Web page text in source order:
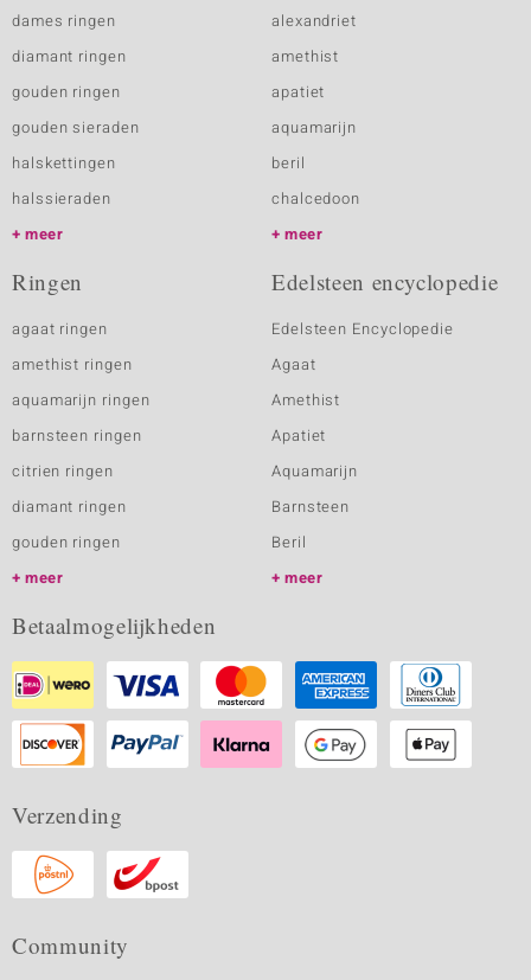
dames ringen
diamant ringen
gouden ringen
gouden sieraden
halskettingen
halssieraden
meer
alexandriet
amethist
apatiet
aquamarijn
beril
chalcedoon
meer
Ringen
agaat ringen
amethist ringen
aquamarijn ringen
barnsteen ringen
citrien ringen
diamant ringen
gouden ringen
meer
Edelsteen encyclopedie
Edelsteen Encyclopedie
Agaat
Amethist
Apatiet
Aquamarijn
Barnsteen
Beril
meer
Betaalmogelijkheden
Verzending
Community